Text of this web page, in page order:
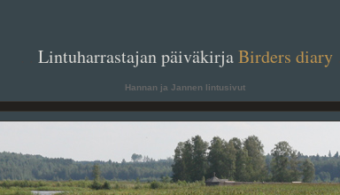
Lintuharrastajan päiväkirjaBirders diary. .
Hannan ja Jannen lintusivut